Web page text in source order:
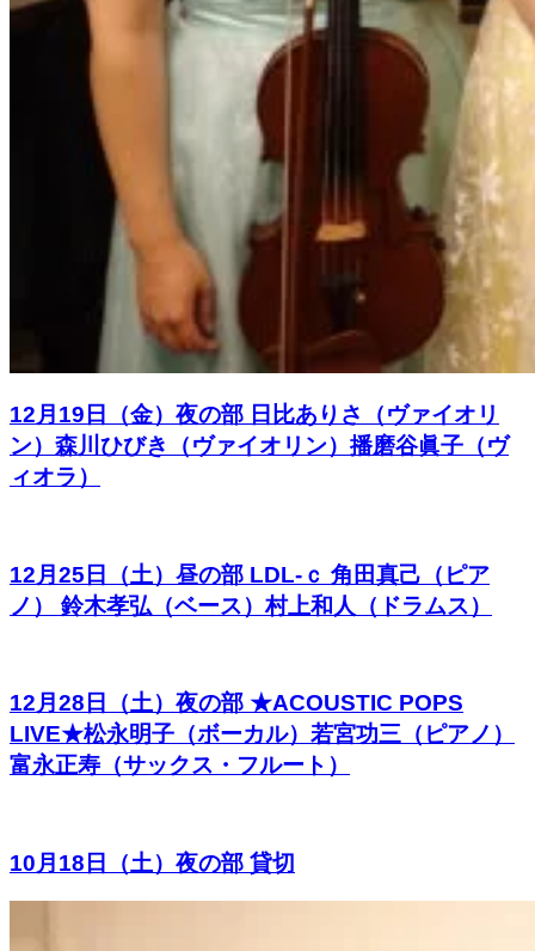
12月19日（金）夜の部 日比ありさ（ヴァイオリ
ン）森川ひびき（ヴァイオリン）播磨谷眞子（ヴ
ィオラ）
12月25日（土）昼の部 LDL-ｃ 角田真己（ピア
ノ） 鈴木孝弘（ベース）村上和人（ドラムス）
12月28日（土）夜の部 ★ACOUSTIC POPS
LIVE★松永明子（ボーカル）若宮功三（ピアノ）
富永正寿（サックス・フルート）
10月18日（土）夜の部 貸切